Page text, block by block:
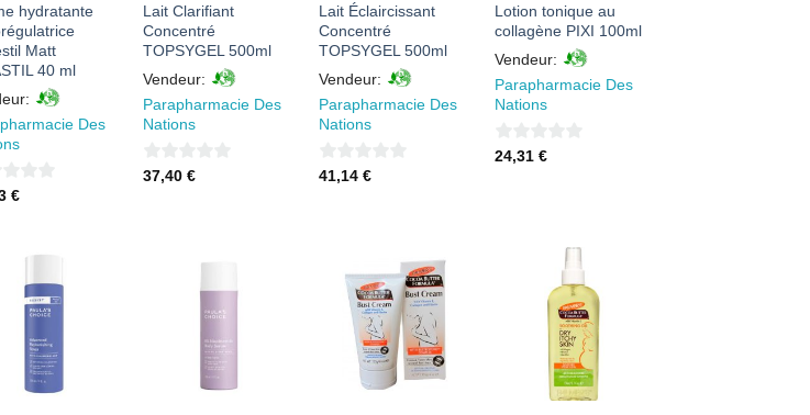
hydratante
Matt
40 ml
Des
€
Lait Clarifiant
Concentré
TOPSYGEL 500ml
Vendeur:
Parapharmacie Des
Nations
0
37,40 €
Lait Éclaircissant
Concentré
TOPSYGEL 500ml
Vendeur:
Parapharmacie Des
Nations
0
41,14 €
Lotion tonique au
collagène PIXI 100ml
Vendeur:
Parapharmacie Des
Nations
0
24,31 €
AJOUTER
FAVORIS
AJOUTER
FAVORIS
AJOUTER
À MES
FAVORIS
AJOUTER
À MES
FAVORIS